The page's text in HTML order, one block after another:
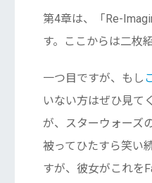
第4章は、「Re-
す。ここからは二枚
一つ目ですが、もし
いない方はぜひ見て
が、スターウォーズ
被ってひたすら笑い
すが、彼女がこれを